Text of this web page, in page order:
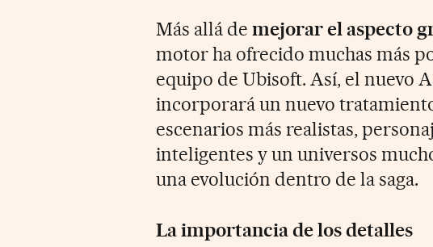
Más allá demejorar el aspecto
motor ha ofrecido muchas más
equipo de Ubisoft. Así, el nuevo
incorporará un nuevo
escenarios más realistas,
inteligentes y un universos
una evolución dentro de la saga.
La importancia de los detalles